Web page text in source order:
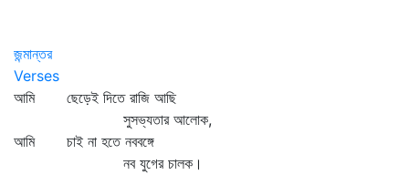
জন্মান্তর
Verses
আমি ছেড়েই দিতে রাজি আছি
সুসভ্যতার আলোক,
আমি চাই না হতে নববঙ্গে
নব যুগের চালক।